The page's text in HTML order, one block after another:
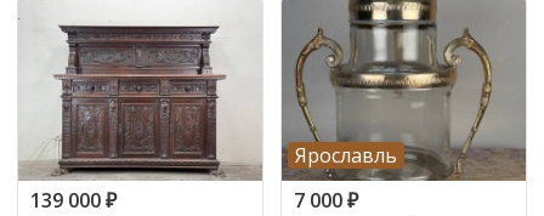
139 000₽
Ярославль
7 000₽